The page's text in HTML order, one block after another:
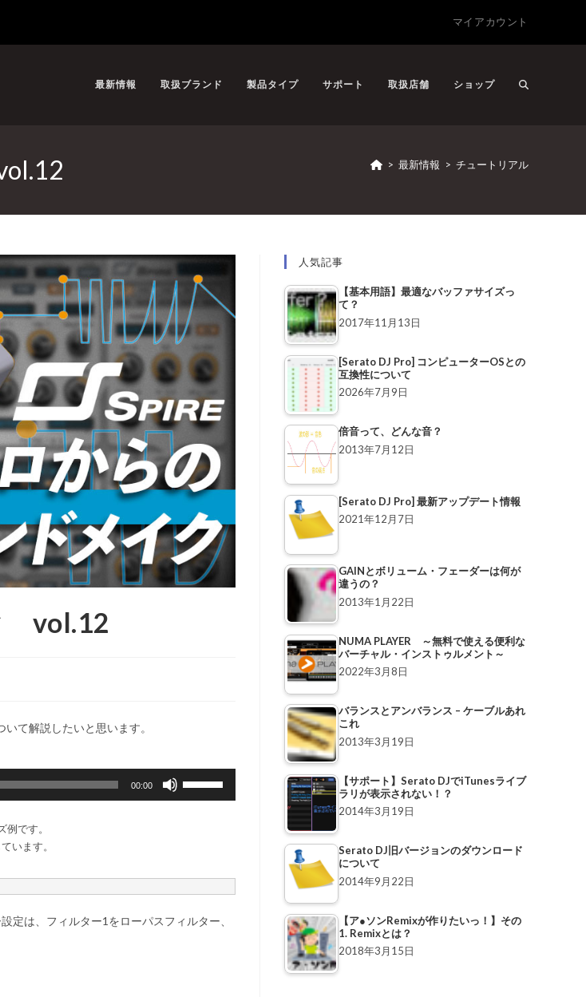
マイアカウント
最新情報 取扱ブランド 製品タイプ サポート 取扱店舗 ショップ
> 最新情報 > チュートリアル
vol.12
て解説したいと思います。
00:00
調
節
に
です。
います。
定は、フィルター1をローパスフィルター、
人気記事
【基本用語】最適なバッファサイズっ
て？
2017年11月13日
[Serato DJ Pro] コンピューターOSとの
互換性について
2026年7月9日
倍音って、どんな音？
2013年7月12日
[Serato DJ Pro] 最新アップデート情報
2021年12月7日
GAINとボリューム・フェーダーは何が
違うの？
2013年1月22日
NUMA PLAYER ～無料で使える便利な
バーチャル・インストゥルメント～
2022年3月8日
バランスとアンバランス – ケーブルあれ
これ
2013年3月19日
【サポート】Serato DJでiTunesライブ
ラリが表示されない！？
2014年3月19日
Serato DJ旧バージョンのダウンロード
について
2014年9月22日
【ア●ソンRemixが作りたいっ！】その
1. Remixとは？
2018年3月15日